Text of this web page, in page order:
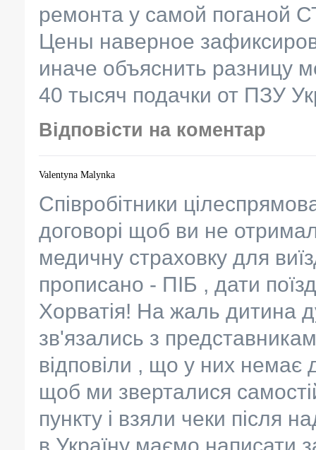
ремонта у самой поганой
Цены наверное
иначе объяснить разницу
40 тысяч подачки от ПЗУ
Відповісти на коментар
Valentyna Malynka
Співробітники
договорі щоб ви не
медичну страховку для
прописано - ПІБ , дати
Хорватія! На жаль дитина
зв'язались з
відповіли , що у них немає
щоб ми зверталися
пункту і взяли чеки після